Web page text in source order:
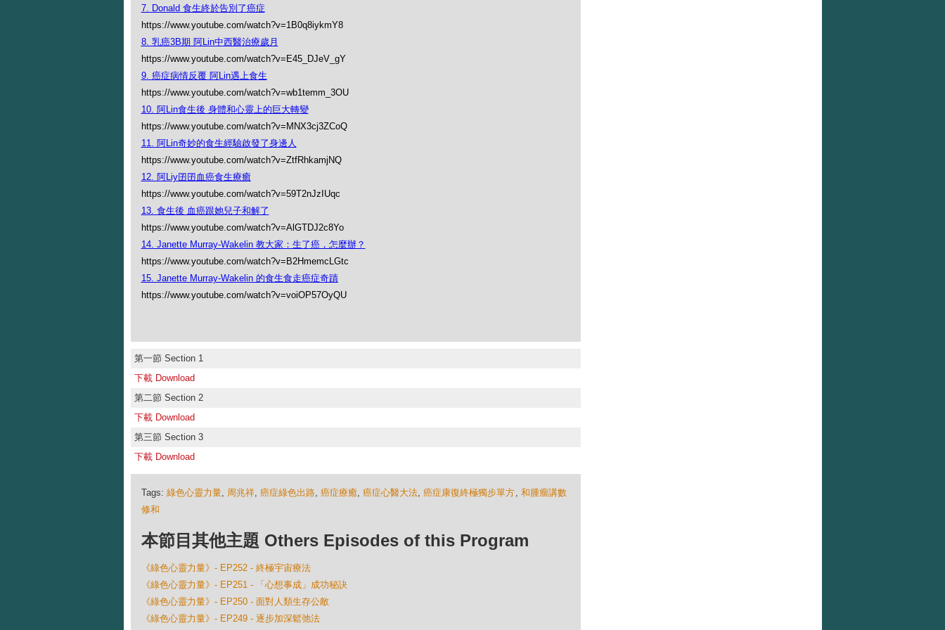
7. Donald 食生終於告別了癌症
https://www.youtube.com/watch?v=1B0q8iykmY8
8. 乳癌3B期 阿Lin中西醫治療歲月
https://www.youtube.com/watch?v=E45_DJeV_gY
9. 癌症病情反覆 阿Lin遇上食生
https://www.youtube.com/watch?v=wb1temm_3OU
10. 阿Lin食生後 身體和心靈上的巨大轉變
https://www.youtube.com/watch?v=MNX3cj3ZCoQ
11. 阿Lin奇妙的食生經驗啟發了身邊人
https://www.youtube.com/watch?v=ZtfRhkamjNQ
12. 阿Liy囝囝血癌食生療癒
https://www.youtube.com/watch?v=59T2nJzIUqc
13. 食生後 血癌跟她兒子和解了
https://www.youtube.com/watch?v=AlGTDJ2c8Yo
14. Janette Murray-Wakelin 教大家：生了癌，怎麼辦？
https://www.youtube.com/watch?v=B2HmemcLGtc
15. Janette Murray-Wakelin 的食生食走癌症奇蹟
https://www.youtube.com/watch?v=voiOP57OyQU
第一節 Section 1
下載 Download
第二節 Section 2
下載 Download
第三節 Section 3
下載 Download
Tags: 綠色心靈力量, 周兆祥, 癌症綠色出路, 癌症療癒,癌症心醫大法,癌症康復終極獨步單方, 和腫瘤講數
修和
本節目其他主題 Others Episodes of this Program
《綠色心靈力量》- EP252 - 終極宇宙療法
《綠色心靈力量》- EP251 - 「心想事成」成功秘訣
《綠色心靈力量》- EP250 - 面對人類生存公敵
《綠色心靈力量》- EP249 - 逐步加深鬆弛法